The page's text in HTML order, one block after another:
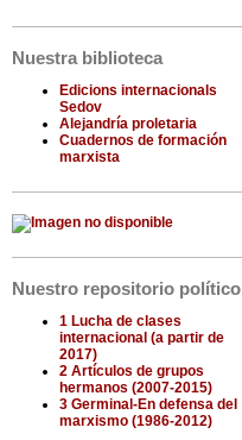
Nuestra biblioteca
Edicions internacionals
Sedov
Alejandría proletaria
Cuadernos de formación
marxista
Nuestro repositorio político
1 Lucha de clases
internacional (a partir de
2017)
2 Artículos de grupos
hermanos (2007-2015)
3 Germinal-En defensa del
marxismo (1986-2012)